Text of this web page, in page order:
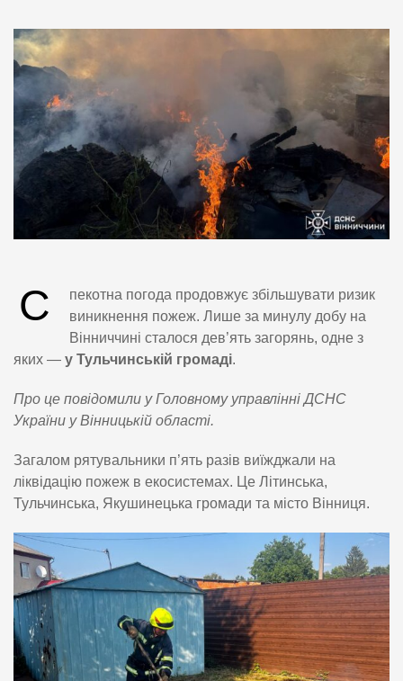
С
пекотна погода продовжує збільшувати ризик
виникнення пожеж. Лише за минулу добу на
Вінниччині сталося дев’ять загорянь, одне з
яких — у Тульчинській громаді.
Про це повідомили у Головному управлінні ДСНС
України у Вінницькій області.
Загалом рятувальники п’ять разів виїжджали на
ліквідацію пожеж в екосистемах. Це Літинська,
Тульчинська, Якушинецька громади та місто Вінниця.